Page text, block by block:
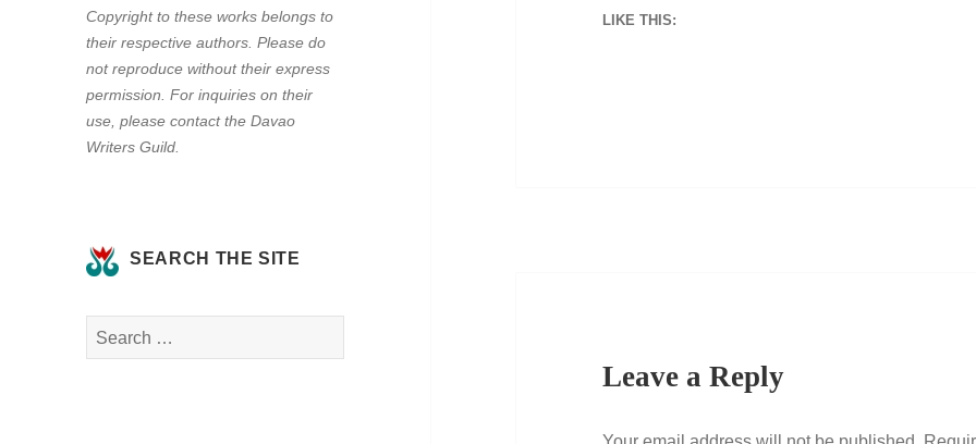
Copyright to these works belongs to
their respective authors. Please do
not reproduce without their express
permission. For inquiries on their
use, please contact the Davao
Writers Guild.
SEARCH THE SITE
Search
LIKE THIS:
Leave a Reply